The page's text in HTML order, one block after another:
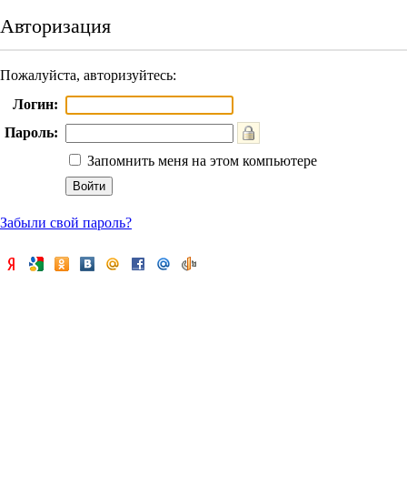
Авторизация
Пожалуйста, авторизуйтесь:
Логин:
Пароль:
Запомнить меня на этом компьютере
Забыли свой пароль?